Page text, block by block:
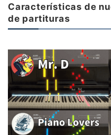
Características de
de partituras